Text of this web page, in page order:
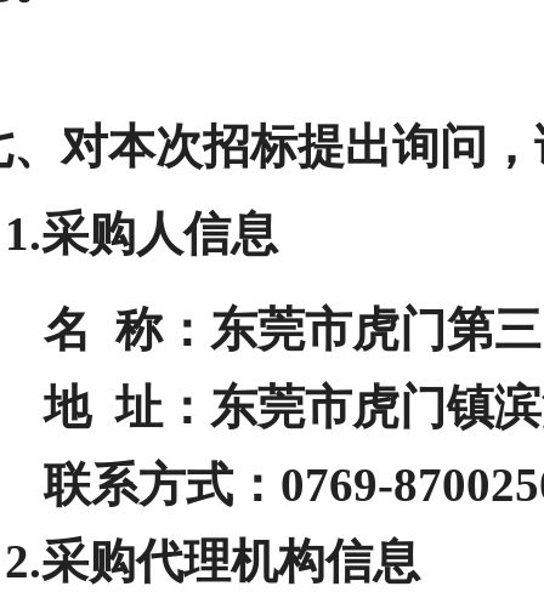
、对本次招标提出询问
1.采购人信息
名 称： 东莞市虎门第
地 址： 东莞市虎门镇
联系方式： 0769-
2.采购代理机构信息